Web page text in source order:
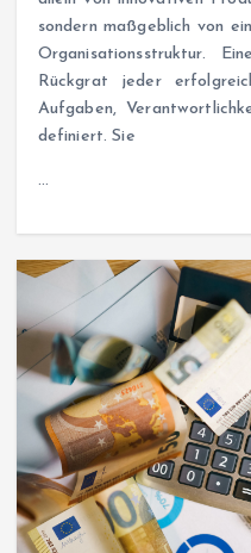
sondern maßgeblich von
Organisationsstruktur.
Rückgrat jeder
Aufgaben,
definiert. Sie
…